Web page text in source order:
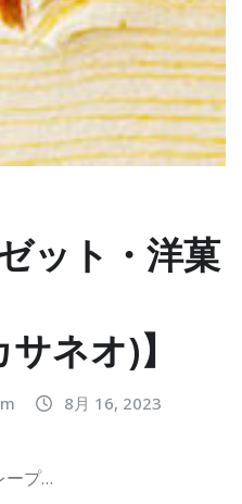
ット・洋菓
ネオ)】
8月 16, 2023
ープ…